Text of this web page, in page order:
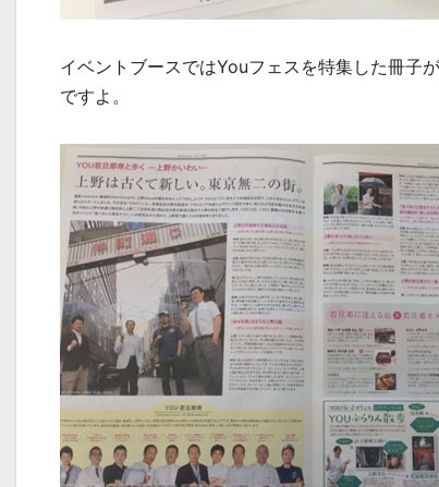
イベントブースではYouフェスを特集した冊子
ですよ。